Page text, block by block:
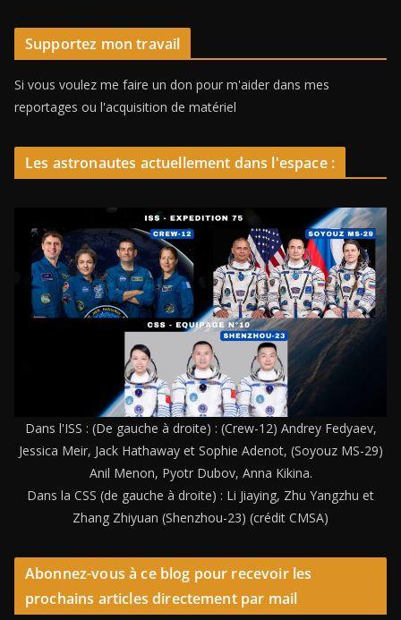
Supportez mon travail
Si vous voulez me faire un don pour m'aider dans mes
reportages ou l'acquisition de matériel
Les astronautes actuellement dans l'espace :
Dans l'ISS : (De gauche à droite) : (Crew-12) Andrey Fedyaev,
Jessica Meir, Jack Hathaway et Sophie Adenot, (Soyouz MS-29)
Anil Menon, Pyotr Dubov, Anna Kikina.
Dans la CSS (de gauche à droite) : Li Jiaying, Zhu Yangzhu et
Zhang Zhiyuan (Shenzhou-23) (crédit CMSA)
Abonnez-vous à ce blog pour recevoir les
prochains articles directement par mail